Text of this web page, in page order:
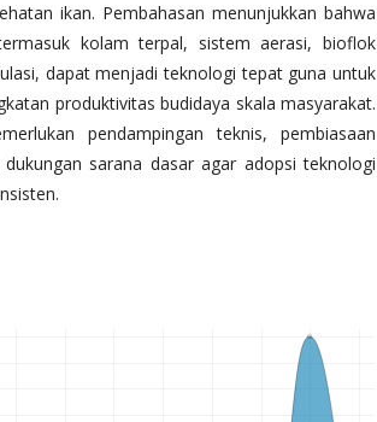
ikan. Pembahasan menunjukkan bahwa
kolam terpal, sistem aerasi, bioflok
dapat menjadi teknologi tepat guna untuk
produktivitas budidaya skala masyarakat.
pendampingan teknis, pembiasaan
sarana dasar agar adopsi teknologi